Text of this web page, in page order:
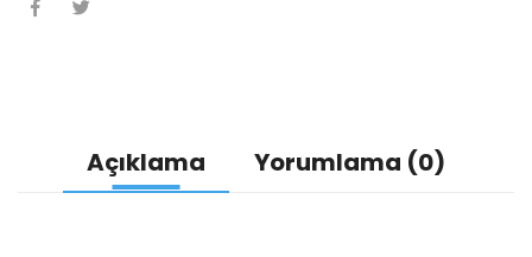
Açıklama Yorumlama (0)